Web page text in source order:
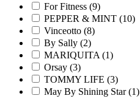
For Fitness (9)
PEPPER & MINT (10)
Vinceotto (8)
By Sally (2)
MARIQUITA (1)
Orsay (3)
TOMMY LIFE (3)
May By Shining Star (1)